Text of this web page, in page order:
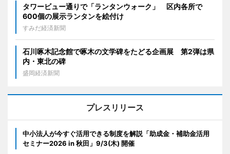
タワービュー通りで「ランタンウォーク」 区内各所で
600個の展示ランタンを絵付け
すみだ経済新聞
石川啄木記念館で啄木の文学碑をたどる企画展 第2弾は県
内・東北の碑
盛岡経済新聞
プレスリリース
中小法人が今すぐ活用できる制度を解説「助成金・補助金活用
セミナー2026 in 秋田」9/3(木) 開催